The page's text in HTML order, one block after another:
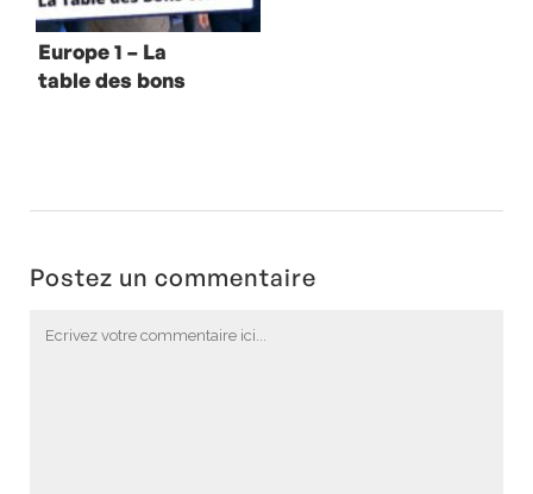
Europe 1 – La
table des bons
Postez un commentaire